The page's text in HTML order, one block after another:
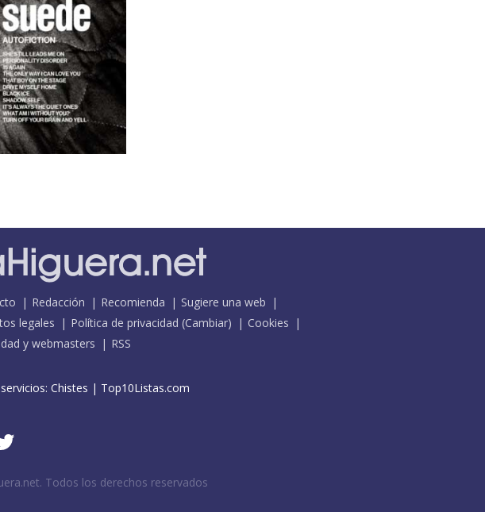
Redacción Recomienda
Sugiere una web
legales
Política de privacidad (Cambiar)
Cookies
y webmasters
RSS
Chistes | Top10Listas.com
Todos los derechos reservados